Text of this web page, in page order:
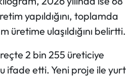
yapıldığını, toplamda
üretime ulaşıldığını belirtti.
2 bin 255 üreticiye
ifade etti. Yeni proje ile yurt